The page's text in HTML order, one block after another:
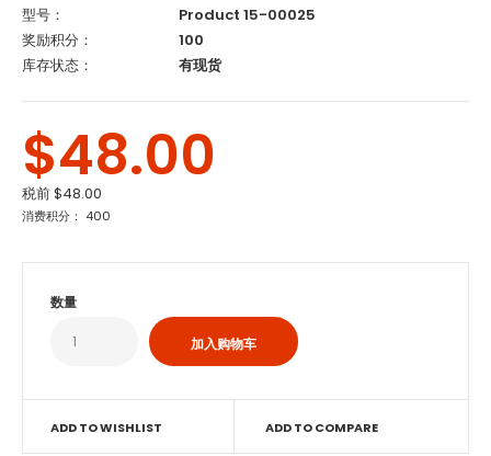
型号：
Product 15-00025
奖励积分：
100
库存状态：
有现货
$48.00
税前$48.00
消费积分： 400
数量
ADD TO WISHLIST ADD TO COMPARE